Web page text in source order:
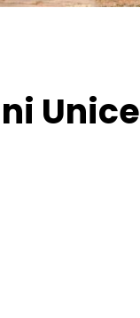
Unice